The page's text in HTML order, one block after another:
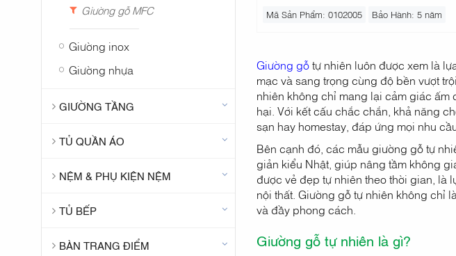
Giường gỗ MFC
Giường inox
Giường nhựa
GIƯỜNG TẦNG
TỦ QUẦN ÁO
NỆM & PHỤ KIỆN NỆM
TỦ BẾP
BÀN TRANG ĐIỂM
Mã Sản Phẩm: 0102005 Bảo Hành: 5 năm
Giường gỗtự nhiên luôn được xem là
mạc và sang trọng cùng độ bền vượt
nhiên không chỉ mang lại cảm giác
hại. Với kết cấu chắc chắn, khả năng
sạn hay homestay, đáp ứng mọi nhu
Bên cạnh đó, các mẫu giường gỗ tự
giản kiểu Nhật, giúp nâng tầm không
được vẻ đẹp tự nhiên theo thời gian, là
nội thất. Giường gỗ tự nhiên không chỉ
và đầy phong cách.
Giường gỗ tự nhiên là gì?